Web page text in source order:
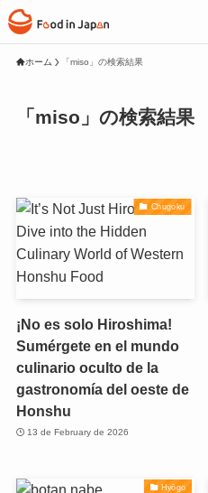
ホーム 「miso」の検索結果
「miso」の検索結果
Chugoku
¡No es solo Hiroshima!
Sumérgete en el mundo
culinario oculto de la
gastronomía del oeste de
Honshu
13 de February de 2026
Hyōgo